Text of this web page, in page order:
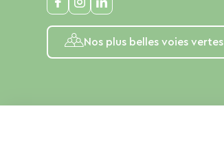
Nos plus belles voies vertes